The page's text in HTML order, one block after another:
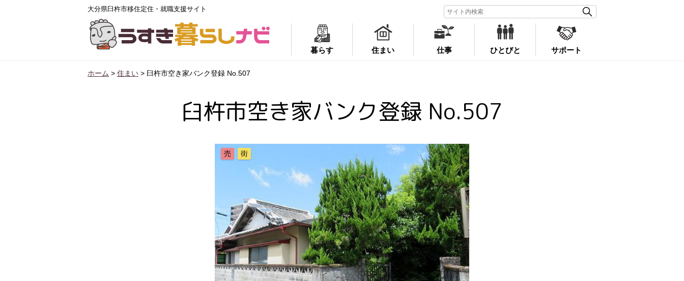
大分県臼杵市移住定住・就職支援サイト
暮らす 住まい 仕事 ひとびと サポート
ホーム > 住まい > 臼杵市空き家バンク登録 No.507
臼杵市空き家バンク登録 No.507
売 街